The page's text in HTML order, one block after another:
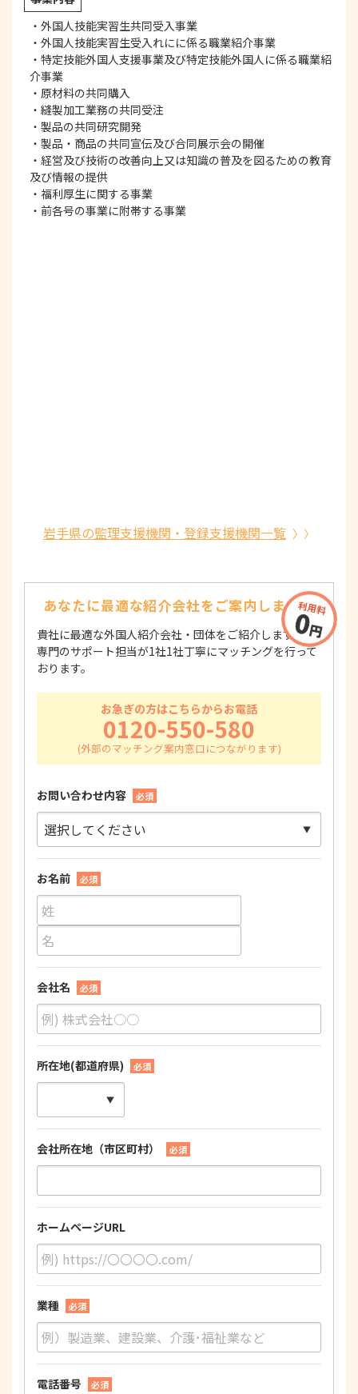
・外国人技能実習生共同受入事業
・外国人技能実習生受入れにに係る職業紹介事業
・特定技能外国人支援事業及び特定技能外国人に係る職業紹
介事業
・原材料の共同購入
・縫製加工業務の共同受注
・製品の共同研究開発
・製品・商品の共同宣伝及び合同展示会の開催
・経営及び技術の改善向上又は知識の普及を図るための教育
及び情報の提供
・福利厚生に関する事業
・前各号の事業に附帯する事業
岩手県の監理支援機関・登録支援機関一覧
あなたに最適な紹介会社をご案内します！
貴社に最適な外国人紹介会社・団体をご紹介します！
専門のサポート担当が1社1社丁寧にマッチングを行って
おります。
お急ぎの方はこちらからお電話
0120-550-580
お問い合わせ内容 必須
お名前 必須
会社名 必須
所在地(都道府県) 必須
会社所在地（市区町村） 必須
ホームページURL
業種 必須
電話番号 必須